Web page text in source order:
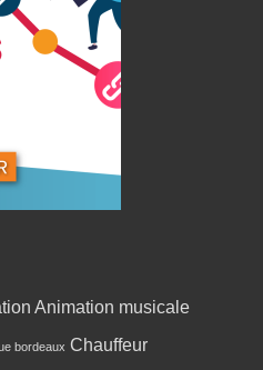
Animation musicale
bordeaux Chauffeur